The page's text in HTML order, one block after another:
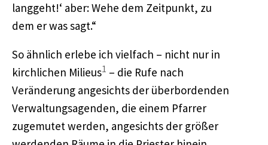
langgeht!‘ aber: Wehe dem Zeitpunkt, zu
dem er was sagt.“
So ähnlich erlebe ich vielfach – nicht nur in
kirchlichen Milieus1 – die Rufe nach
Veränderung angesichts der überbordenden
Verwaltungsagenden, die einem Pfarrer
zugemutet werden, angesichts der größer